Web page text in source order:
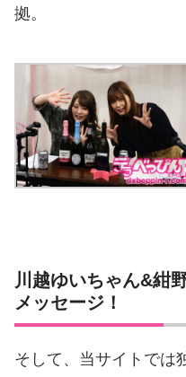
拠。
川越ゆいちゃん&紺
メッセージ！
そして、当サイトでは